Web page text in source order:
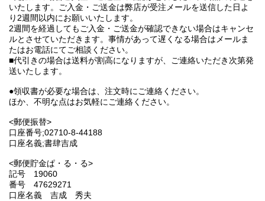
いたします。ご入金・ご送金は弊店が受注メールを送信した日よ
り2週間以内にお願いいたします。
2週間を経過してもご入金・ご送金が確認できない場合はキャンセ
ルとさせていただきます。事情があって遅くなる場合はメールま
たはお電話にてご相談ください。
■代引きの場合は送料が割高になりますが、ご連絡いただき次第発
送いたします。
●領収書が必要な場合は、注文時にご連絡ください。
ほか、不明な点はお気軽にご連絡ください。
<郵便振替>
口座番号;02710-8-44188
口座名義;書肆吉成
<郵便貯金ぱ・る・る>
記号 19060
番号 47629271
口座名義 吉成 秀夫